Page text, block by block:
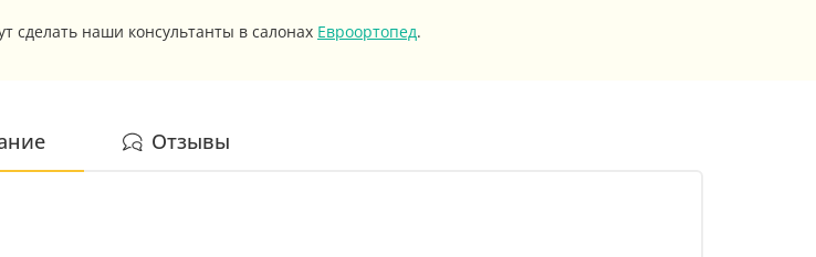
сделать наши консультанты в салонах Евроортопед.
Отзывы